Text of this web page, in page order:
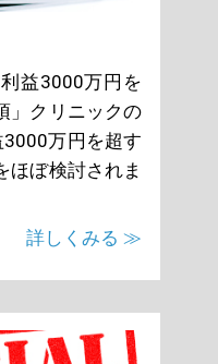
益3000万円を
」クリニックの
万円を超す
ほぼ検討されま
詳しくみる ≫